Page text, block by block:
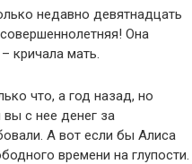
недавно девятнадцать
Она
кричала мать.
что, а год назад, но
вы с нее денег за
А вот если бы Алиса
времени на глупости.